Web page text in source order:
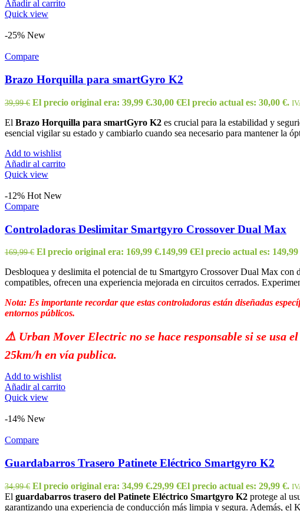
Añadir al carrito
Quick view
-25% New
Compare
Brazo Horquilla para smartGyro K2
39,99€ El precio original era: 39,99 €.30,00 €El precio actual es: 30,00 €.
El Brazo Horquilla para smartGyro K2 es crucial para la estabilidad y
esencial vigilar su estado y cambiarlo cuando sea necesario para mantener la
Add to wishlist
Añadir al carrito
Quick view
-12% Hot New
Compare
Controladoras Deslimitar Smartgyro Crossover Dual Max
169,99€ El precio original era: 169,99 €.149,99 €El precio actual es: 149,99
Desbloquea y deslimita el potencial de tu Smartgyro Crossover Dual Max con
compatibles, ofrecen una experiencia mejorada en circuitos cerrados.
Nota: Es importante recordar que estas controladoras están diseñadas
entornos públicos.
⚠️​ Urban Mover Electric no se hace responsable si se usa
25km/h en vía publica.
Add to wishlist
Añadir al carrito
Quick view
-14% New
Compare
Guardabarros Trasero Patinete Eléctrico Smartgyro K2
34,99€ El precio original era: 34,99 €.29,99 €El precio actual es: 29,99 €.
El guardabarros trasero del Patinete Eléctrico Smartgyro K2 protege al
garantizando una experiencia de conducción más limpia y segura. Además,